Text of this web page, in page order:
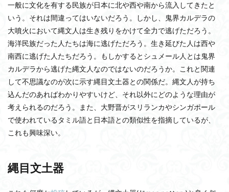
一般に文化を有する民族が日本に北や西や南から流入してきたと
いう。それは間違ってはいないだろう。しかし、鬼界カルデラの
大噴火において縄文人は生き残りをかけて全力で逃げただろう。
海洋民族だった人たちは海に逃げただろう。生き延びた人は西や
南西に逃げた人たちだろう。もしかするとシュメール人とは鬼界
カルデラから逃げた縄文人なのではないのだろうか。これと関連
して不思議なのが次に示す縄目文土器との関係だ。縄文人が持ち
込んだのあればわかりやすいけど、それ以外にどのような理由が
考えられるのだろう。また、大野晋がスリランカやシンガポール
で使われているタミル語と日本語との類似性を指摘しているが、
これも興味深い。
縄目文土器